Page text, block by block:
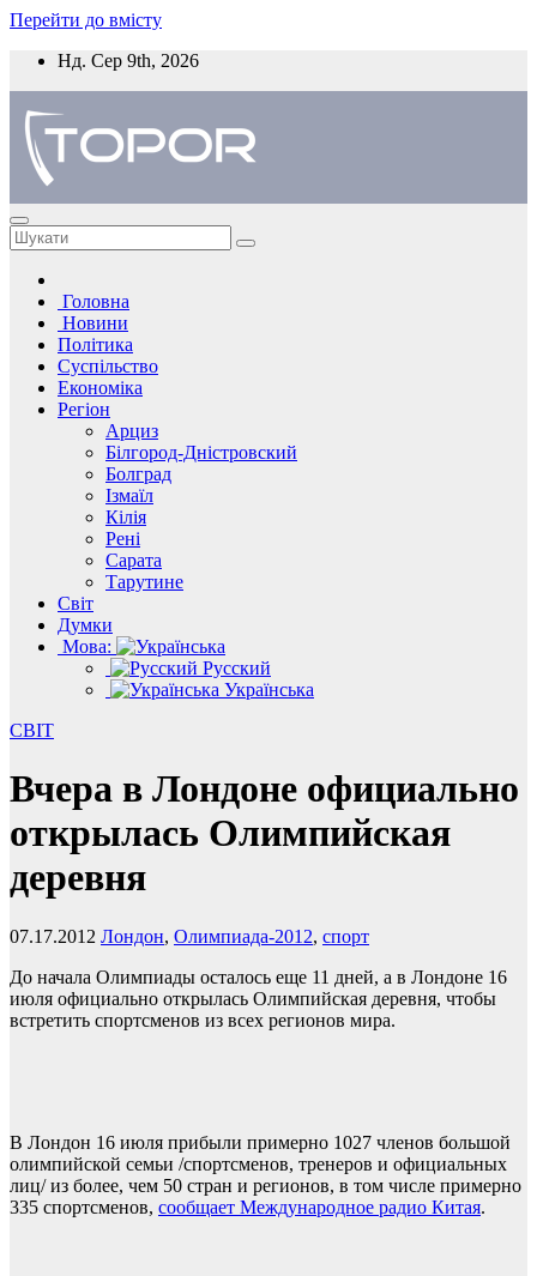
Перейти до вмісту
Нд. Сер 9th, 2026
Головна
Новини
Політика
Суспільство
Економіка
Регіон
Арциз
Білгород-Дністровский
Болград
Ізмаїл
Кілія
Рені
Сарата
Тарутине
Світ
Думки
Мова:
Русский
Українська
СВІТ
Вчера в Лондоне официально
открылась Олимпийская
деревня
07.17.2012 Лондон, Олимпиада-2012, спорт
До начала Олимпиады осталось еще 11 дней, а в Лондоне 16
июля официально открылась Олимпийская деревня, чтобы
встретить спортсменов из всех регионов мира.
В Лондон 16 июля прибыли примерно 1027 членов большой
олимпийской семьи /спортсменов, тренеров и официальных
лиц/ из более, чем 50 стран и регионов, в том числе примерно
335 спортсменов, сообщает Международное радио Китая.